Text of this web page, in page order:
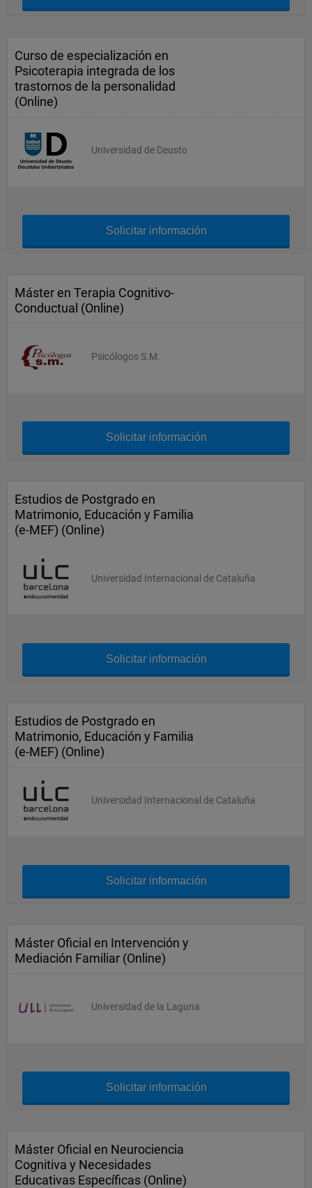
Curso de especialización en
Psicoterapia integrada de los
trastornos de la personalidad
(Online)
Universidad de Deusto
Solicitar información
Máster en Terapia Cognitivo-
Conductual (Online)
Psicólogos S.M.
Solicitar información
Estudios de Postgrado en
Matrimonio, Educación y Familia
(e-MEF) (Online)
Universidad Internacional de Cataluña
Solicitar información
Estudios de Postgrado en
Matrimonio, Educación y Familia
(e-MEF) (Online)
Universidad Internacional de Cataluña
Solicitar información
Máster Oficial en Intervención y
Mediación Familiar (Online)
Universidad de la Laguna
Solicitar información
Máster Oficial en Neurociencia
Cognitiva y Necesidades
Educativas Específicas (Online)